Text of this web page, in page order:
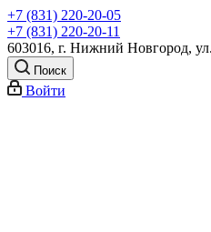
+7 (831) 220-20-05
+7 (831) 220-20-11
603016, г. Нижний Новгород,
Поиск
Войти